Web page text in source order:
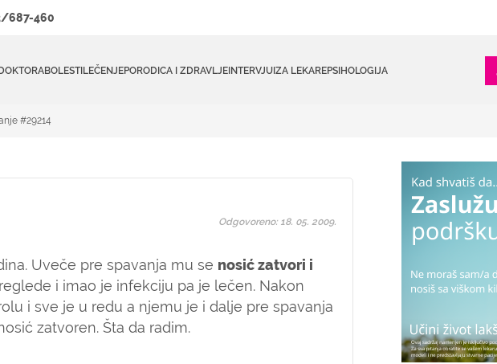
687-460
BOLESTILEČENJEPORODICA I ZDRAVLJEINTERVJUIZA LEKAREPSIHOLOGIJA
#29214
Uveče pre spavanja mu se nosić zatvori i
i imao je infekciju pa je lečen. Nakon
i sve je u redu a njemu je i dalje pre spavanja
zatvoren. Šta da radim.
Odgovoreno: 18. 05. 2009.